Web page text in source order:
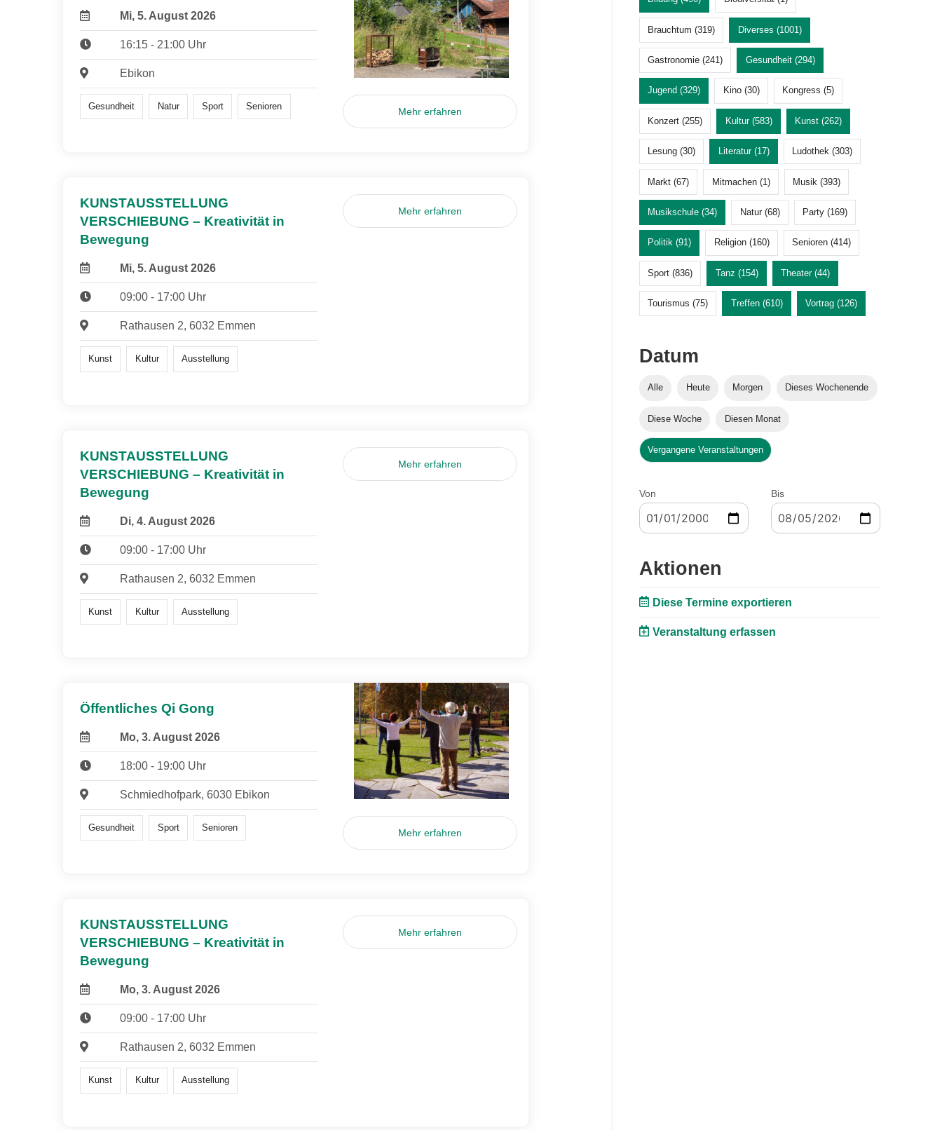
Mi, 5. August 2026
16:15 - 21:00 Uhr
Ebikon
Gesundheit Natur Sport Senioren Mehr erfahren
KUNSTAUSSTELLUNG
VERSCHIEBUNG – Kreativität in
Bewegung
Mi, 5. August 2026
09:00 - 17:00 Uhr
Rathausen 2, 6032 Emmen
Kunst Kultur Ausstellung
Mehr erfahren
KUNSTAUSSTELLUNG
VERSCHIEBUNG – Kreativität in
Bewegung
Di, 4. August 2026
09:00 - 17:00 Uhr
Rathausen 2, 6032 Emmen
Kunst Kultur Ausstellung
Mehr erfahren
Öffentliches Qi Gong
Mo, 3. August 2026
18:00 - 19:00 Uhr
Schmiedhofpark, 6030 Ebikon
Gesundheit Sport Senioren Mehr erfahren
KUNSTAUSSTELLUNG
VERSCHIEBUNG – Kreativität in
Bewegung
Mo, 3. August 2026
09:00 - 17:00 Uhr
Rathausen 2, 6032 Emmen
Kunst Kultur Ausstellung
Mehr erfahren
Brauchtum (319) Diverses (1001)
Gastronomie (241) Gesundheit (294)
Jugend (329) Kino (30) Kongress (5)
Konzert (255) Kultur (583) Kunst (262)
Lesung (30) Literatur (17) Ludothek (303)
Markt (67) Mitmachen (1) Musik (393)
Musikschule (34) Natur (68) Party (169)
Politik (91) Religion (160) Senioren (414)
Sport (836) Tanz (154) Theater (44)
Tourismus (75) Treffen (610) Vortrag (126)
Datum
Alle Heute Morgen Dieses Wochenende
Diese Woche Diesen Monat
Vergangene Veranstaltungen
Von Bis
Aktionen
Diese Termine exportieren
Veranstaltung erfassen